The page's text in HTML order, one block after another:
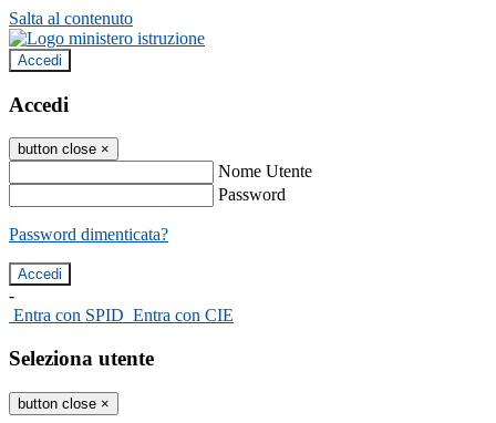
Salta al contenuto
Accedi
Accedi
button close ×
Nome Utente
Password
Password dimenticata?
-
Entra con SPID Entra con CIE
Seleziona utente
button close ×